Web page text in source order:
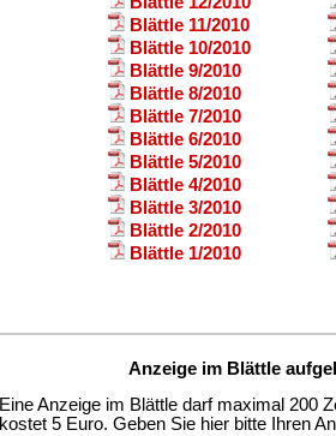
Blättle 11/2010
Blättle 10/2010
Blättle 9/2010
Blättle 8/2010
Blättle 7/2010
Blättle 6/2010
Blättle 5/2010
Blättle 4/2010
Blättle 3/2010
Blättle 2/2010
Blättle 1/2010
Anzeige im Blättle
Eine Anzeige im Blättle darf maximal 200
kostet 5 Euro. Geben Sie hier bitte Ihren